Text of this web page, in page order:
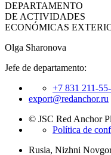
DEPARTAMENTO
DE ACTIVIDADES
ECONÓMICAS
Olga Sharonova
Jefe de departamento:
+7 831 211-55-
export@redanchor.ru
© JSC Red Anchor
Política de
Rusia, Nizhni